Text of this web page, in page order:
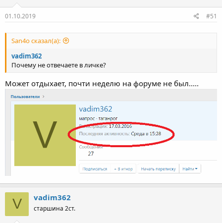
ы
01.10.2019 #51
San4o сказал(а):
vadim362
Почему не отвечаете в личке?
Может отдыхает, почти неделю на форуме не был.....
V vadim362
старшина 2ст.